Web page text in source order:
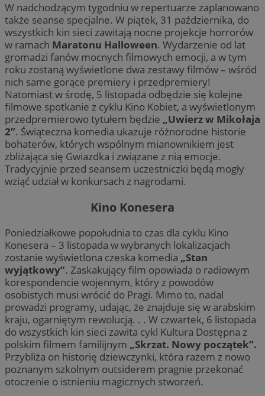
W nadchodzącym tygodniu w repertuarze zaplanowano
także seanse specjalne. W piątek, 31 października, do
wszystkich kin sieci zawitają nocne projekcje horrorów
w ramach Maratonu Halloween. Wydarzenie od lat
gromadzi fanów mocnych filmowych emocji, a w tym
roku zostaną wyświetlone dwa zestawy filmów – wśród
nich same gorące premiery i przedpremiery!
Natomiast w środę, 5 listopada odbędzie się kolejne
filmowe spotkanie z cyklu Kino Kobiet, a wyświetlonym
przedpremierowo tytułem będzie „Uwierz w Mikołaja
2”. Świąteczna komedia ukazuje różnorodne historie
bohaterów, których wspólnym mianownikiem jest
zbliżająca się Gwiazdka i związane z nią emocje.
Tradycyjnie przed seansem uczestniczki będą mogły
wziąć udział w konkursach z nagrodami.
Kino Konesera
Poniedziałkowe popołudnia to czas dla cyklu Kino
Konesera – 3 listopada w wybranych lokalizacjach
zostanie wyświetlona czeska komedia „Stan
wyjątkowy”. Zaskakujący film opowiada o radiowym
korespondencie wojennym, który z powodów
osobistych musi wrócić do Pragi. Mimo to, nadal
prowadzi programy, udając, że znajduje się w arabskim
kraju, ogarniętym rewolucją. . . W czwartek, 6 listopada
do wszystkich kin sieci zawita cykl Kultura Dostępna z
polskim filmem familijnym „Skrzat. Nowy początek”.
Przybliża on historię dziewczynki, która razem z nowo
poznanym szkolnym outsiderem pragnie przekonać
otoczenie o istnieniu magicznych stworzeń.